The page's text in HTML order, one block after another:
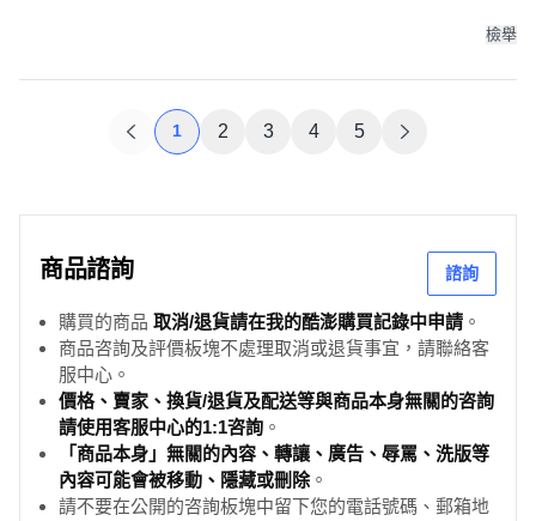
檢舉
1 2 3 4 5
商品諮詢 諮詢
購買的商品 取消/退貨請在我的酷澎購買記錄中申請 。
商品咨詢及評價板塊不處理取消或退貨事宜，請聯絡客
服中心。
價格、賣家、換貨/退貨及配送等與商品本身無關的咨詢
請使用客服中心的1:1咨詢 。
「商品本身」無關的內容、轉讓、廣告、辱罵、洗版等
內容可能會被移動、隱藏或刪除。
請不要在公開的咨詢板塊中留下您的電話號碼、郵箱地